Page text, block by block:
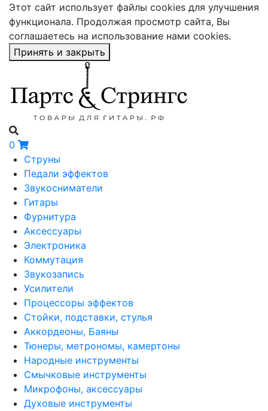
Этот сайт использует файлы cookies для улучшения
функционала. Продолжая просмотр сайта, Вы
соглашаетесь на использование нами cookies.
Принять и закрыть
0
Струны
Педали эффектов
Звукосниматели
Гитары
Фурнитура
Аксессуары
Электроника
Коммутация
Звукозапись
Усилители
Процессоры эффектов
Стойки, подставки, стулья
Аккордеоны, Баяны
Тюнеры, метрономы, камертоны
Народные инструменты
Смычковые инструменты
Микрофоны, аксессуары
Духовые инструменты